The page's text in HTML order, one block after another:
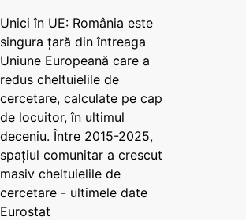
Unici în UE: România este
singura țară din întreaga
Uniune Europeană care a
redus cheltuielile de
cercetare, calculate pe cap
de locuitor, în ultimul
deceniu. Între 2015-2025,
spațiul comunitar a crescut
masiv cheltuielile de
cercetare - ultimele date
Eurostat